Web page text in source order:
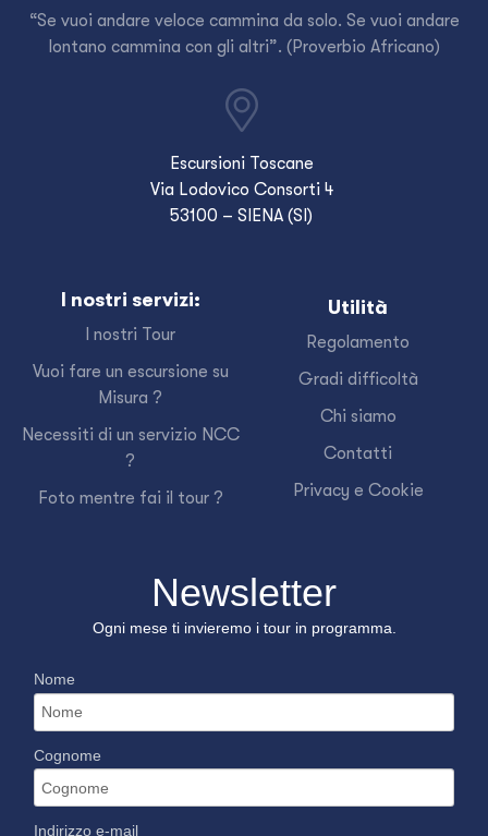
“Se vuoi andare veloce cammina da solo. Se vuoi andare
lontano cammina con gli altri”. (Proverbio Africano)
Escursioni Toscane
Via Lodovico Consorti 4
53100 – SIENA (SI)
I nostri servizi:
I nostri Tour
Vuoi fare un escursione su
Misura ?
Necessiti di un servizio NCC
?
Foto mentre fai il tour ?
Utilità
Regolamento
Gradi difficoltà
Chi siamo
Contatti
Privacy e Cookie
Newsletter
Ogni mese ti invieremo i tour in programma.
Nome
Cognome
Indirizzo e-mail